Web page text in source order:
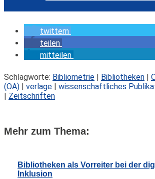
twittern
teilen
mitteilen
Schlagworte: Bibliometrie | Bibliotheken |
(OA) | verlage | wissenschaftliches
| Zeitschriften
Mehr zum Thema:
Bibliotheken als Vorreiter bei der
Inklusion